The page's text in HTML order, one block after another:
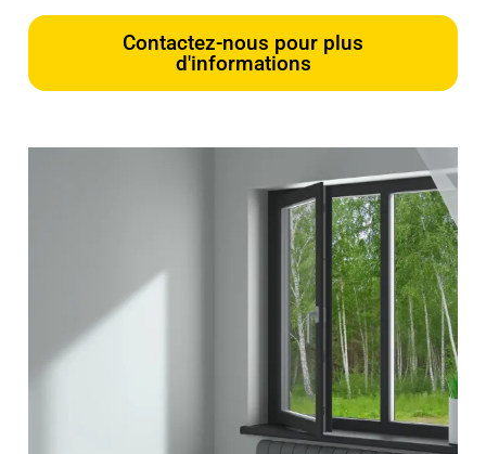
Contactez-nous pour plus
d'informations